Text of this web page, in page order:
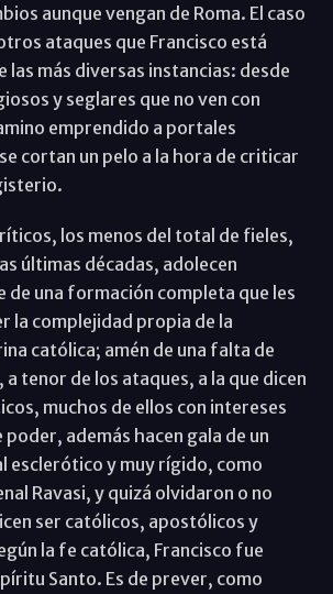
aunque vengan de Roma. El caso
ataques que Francisco está
las más diversas instancias: desde
y seglares que no ven con
emprendido a portales
cortan un pelo a la hora de criticar
los menos del total de fieles,
últimas décadas, adolecen
de una formación completa que les
la complejidad propia de la
católica; amén de una falta de
a tenor de los ataques, a la que dicen
muchos de ellos con intereses
poder, además hacen gala de un
esclerótico y muy rígido, como
Ravasi, y quizá olvidaron o no
ser católicos, apostólicos y
la fe católica, Francisco fue
Santo. Es de prever, como